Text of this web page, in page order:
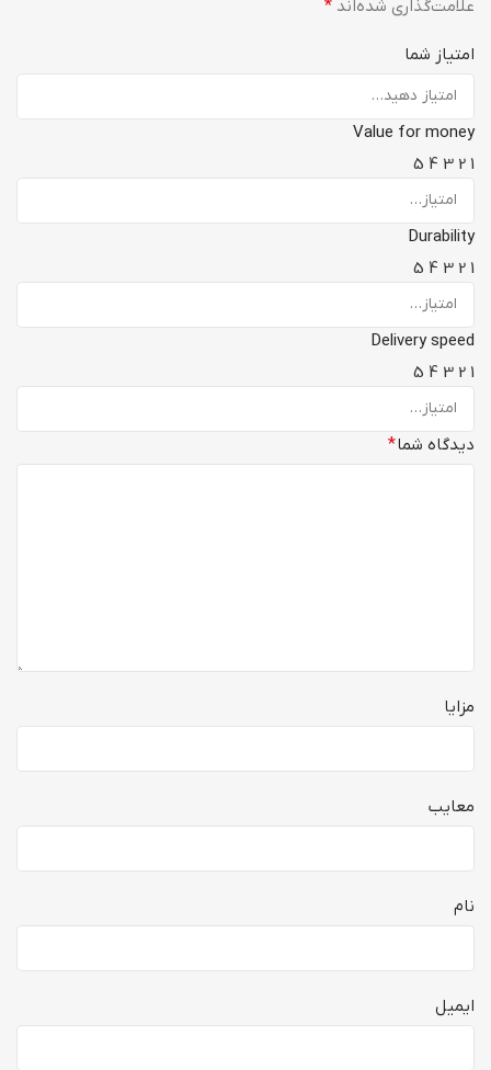
علامت‌گذاری شده‌اند *
امتیاز شما
Value for money
1
2
3
4
5
Durability
1
2
3
4
5
Delivery speed
1
2
3
4
5
دیدگاه شما*
مزایا
معایب
نام
ایمیل